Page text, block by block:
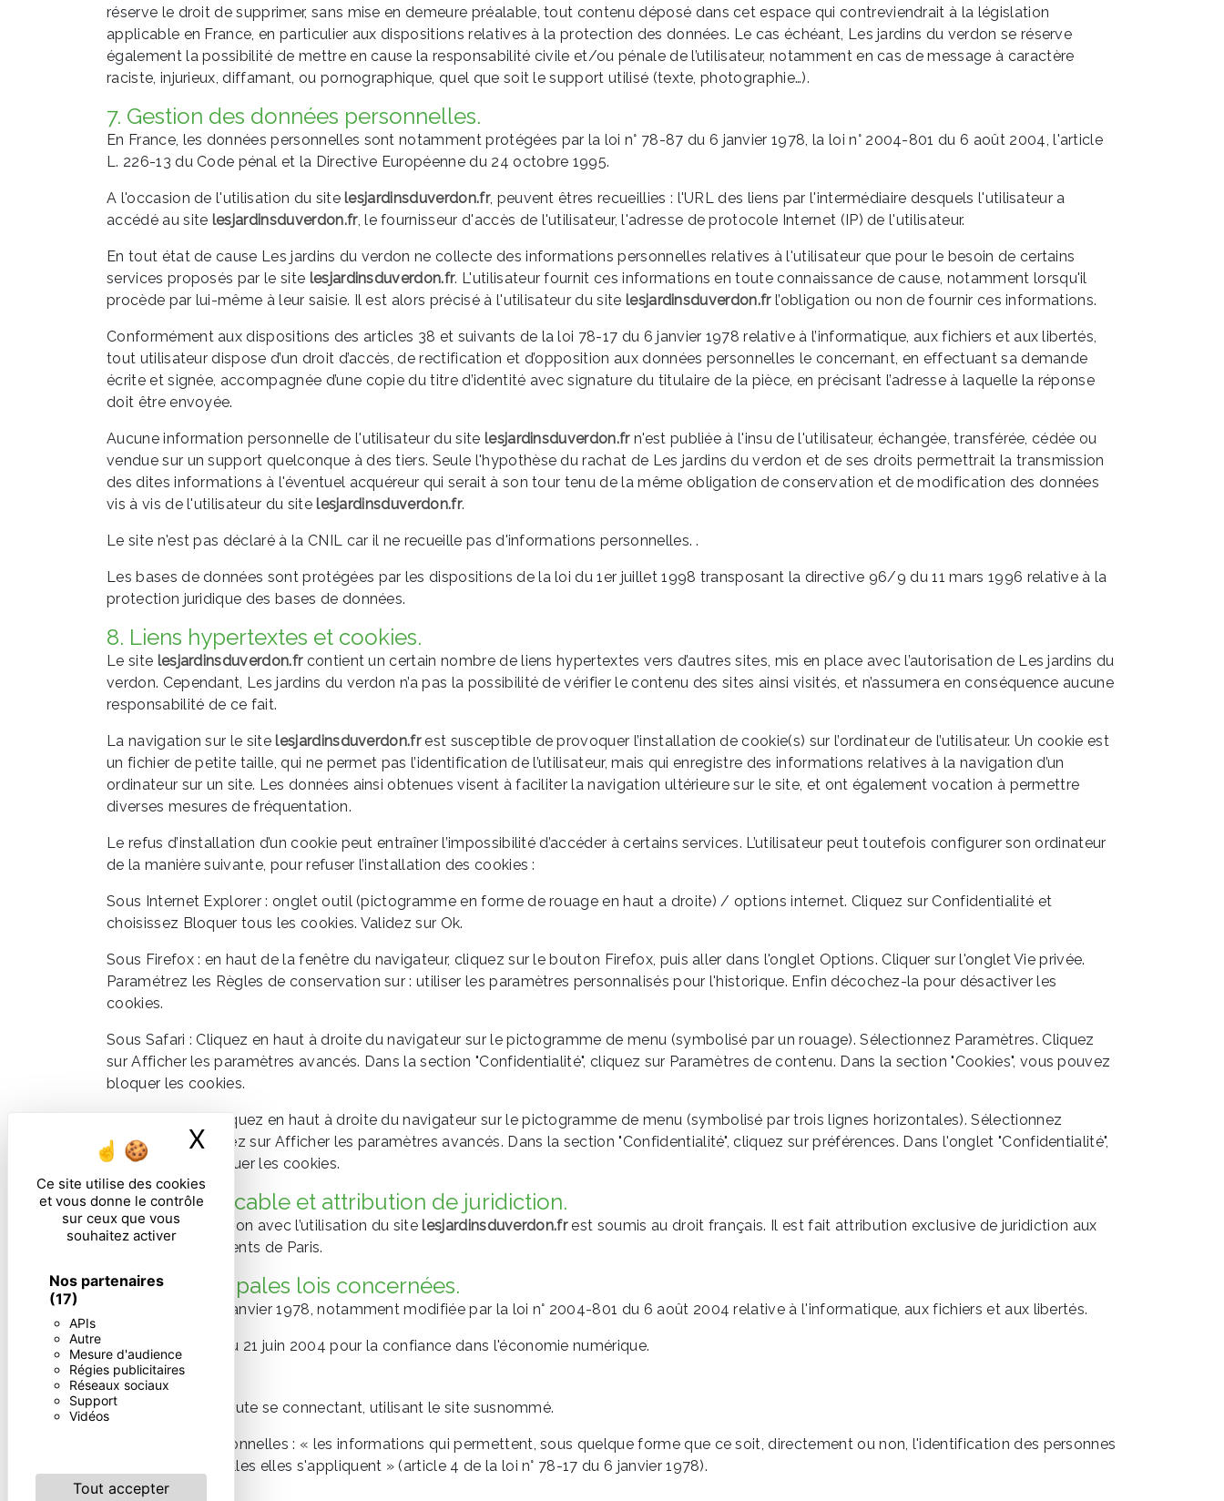
Ce site utilise des cookies
et vous donne le contrôle
sur ceux que vous
souhaitez activer
Nos partenaires
(17)
APIs
Autre
Mesure d'audience
Régies publicitaires
Réseaux sociaux
Support
Vidéos
Tout accepter
X Masquer le bandeau des cookies
réserve le droit de supprimer, sans mise en demeure préalable, tout contenu déposé dans cet espace qui contreviendrait à la législation
applicable en France, en particulier aux dispositions relatives à la protection des données. Le cas échéant, Les jardins du verdon se réserve
également la possibilité de mettre en cause la responsabilité civile et/ou pénale de l’utilisateur, notamment en cas de message à caractère
raciste, injurieux, diffamant, ou pornographique, quel que soit le support utilisé (texte, photographie…).
7. Gestion des données personnelles.
En France, les données personnelles sont notamment protégées par la loi n° 78-87 du 6 janvier 1978, la loi n° 2004-801 du 6 août 2004, l'article
L. 226-13 du Code pénal et la Directive Européenne du 24 octobre 1995.
A l'occasion de l'utilisation du sitelesjardinsduverdon.fr, peuvent êtres recueillies : l'URL des liens par l'intermédiaire desquels l'utilisateur a
accédé au site lesjardinsduverdon.fr, le fournisseur d'accès de l'utilisateur, l'adresse de protocole Internet (IP) de l'utilisateur.
En tout état de cause Les jardins du verdon ne collecte des informations personnelles relatives à l'utilisateur que pour le besoin de certains
services proposés par le site lesjardinsduverdon.fr. L'utilisateur fournit ces informations en toute connaissance de cause, notamment lorsqu'il
procède par lui-même à leur saisie. Il est alors précisé à l'utilisateur du site lesjardinsduverdon.frl’obligation ou non de fournir ces informations.
Conformément aux dispositions des articles 38 et suivants de la loi 78-17 du 6 janvier 1978 relative à l’informatique, aux fichiers et aux libertés,
tout utilisateur dispose d’un droit d’accès, de rectification et d’opposition aux données personnelles le concernant, en effectuant sa demande
écrite et signée, accompagnée d’une copie du titre d’identité avec signature du titulaire de la pièce, en précisant l’adresse à laquelle la réponse
doit être envoyée.
Aucune information personnelle de l'utilisateur du site lesjardinsduverdon.frn'est publiée à l'insu de l'utilisateur, échangée, transférée, cédée ou
vendue sur un support quelconque à des tiers. Seule l'hypothèse du rachat de Les jardins du verdon et de ses droits permettrait la transmission
des dites informations à l'éventuel acquéreur qui serait à son tour tenu de la même obligation de conservation et de modification des données
vis à vis de l'utilisateur du sitelesjardinsduverdon.fr.
Le site n'est pas déclaré à la CNIL car il ne recueille pas d'informations personnelles. .
Les bases de données sont protégées par les dispositions de la loi du 1er juillet 1998 transposant la directive 96/9 du 11 mars 1996 relative à la
protection juridique des bases de données.
8. Liens hypertextes et cookies.
Le site lesjardinsduverdon.frcontient un certain nombre de liens hypertextes vers d’autres sites, mis en place avec l’autorisation de Les jardins du
verdon. Cependant, Les jardins du verdon n’a pas la possibilité de vérifier le contenu des sites ainsi visités, et n’assumera en conséquence aucune
responsabilité de ce fait.
La navigation sur le sitelesjardinsduverdon.frest susceptible de provoquer l’installation de cookie(s) sur l’ordinateur de l’utilisateur. Un cookie est
un fichier de petite taille, qui ne permet pas l’identification de l’utilisateur, mais qui enregistre des informations relatives à la navigation d’un
ordinateur sur un site. Les données ainsi obtenues visent à faciliter la navigation ultérieure sur le site, et ont également vocation à permettre
diverses mesures de fréquentation.
Le refus d’installation d’un cookie peut entraîner l’impossibilité d’accéder à certains services. L’utilisateur peut toutefois configurer son ordinateur
de la manière suivante, pour refuser l’installation des cookies :
Sous Internet Explorer : onglet outil (pictogramme en forme de rouage en haut a droite) / options internet. Cliquez sur Confidentialité et
choisissez Bloquer tous les cookies. Validez sur Ok.
Sous Firefox : en haut de la fenêtre du navigateur, cliquez sur le bouton Firefox, puis aller dans l'onglet Options. Cliquer sur l'onglet Vie privée.
Paramétrez les Règles de conservation sur : utiliser les paramètres personnalisés pour l'historique. Enfin décochez-la pour désactiver les
cookies.
Sous Safari : Cliquez en haut à droite du navigateur sur le pictogramme de menu (symbolisé par un rouage). Sélectionnez Paramètres. Cliquez
sur Afficher les paramètres avancés. Dans la section "Confidentialité", cliquez sur Paramètres de contenu. Dans la section "Cookies", vous pouvez
bloquer les cookies.
Sous Chrome : Cliquez en haut à droite du navigateur sur le pictogramme de menu (symbolisé par trois lignes horizontales). Sélectionnez
Paramètres. Cliquez sur Afficher les paramètres avancés. Dans la section "Confidentialité", cliquez sur préférences. Dans l'onglet "Confidentialité",
vous pouvez bloquer les cookies.
9. Droit applicable et attribution de juridiction.
Tout litige en relation avec l’utilisation du sitelesjardinsduverdon.frest soumis au droit français. Il est fait attribution exclusive de juridiction aux
tribunaux compétents de Paris.
10. Les principales lois concernées.
Loi n° 78-17 du 6 janvier 1978, notamment modifiée par la loi n° 2004-801 du 6 août 2004 relative à l'informatique, aux fichiers et aux libertés.
Loi n° 2004-575 du 21 juin 2004 pour la confiance dans l'économie numérique.
11. Lexique.
Utilisateur : Internaute se connectant, utilisant le site susnommé.
Informations personnelles : « les informations qui permettent, sous quelque forme que ce soit, directement ou non, l'identification des personnes
physiques auxquelles elles s'appliquent » (article 4 de la loi n° 78-17 du 6 janvier 1978).